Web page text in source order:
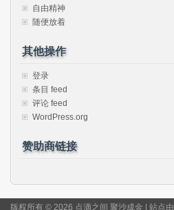
自由精神
随便放着
其他操作
登录
条目 feed
评论 feed
WordPress.org
赞助商链接
版权所有 © 2026 点滴之间 聚沙成金 | 站点由